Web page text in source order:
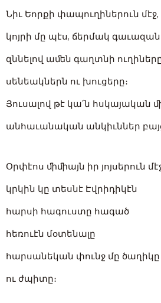
Նիւ Եորքի փապուղիներուն մէջ,
կոյրի մը պէս, ճերմակ
զննելով աﬔն գաղտնի
սենեակներն ու խուցերը։
Յուսալով թէ կա՛ն հսկայական
անհաւանական անկիւններ
Օրփէոս ﬕﬕայն իր յոյսերուն
կրկին կը տեսնէ Էվրիդիկէն
հարսի հագուստը հագած
հեռուէն մօտենալը
հարսանեկան փունջ մը ծաղիկը
ու ժպիտը։